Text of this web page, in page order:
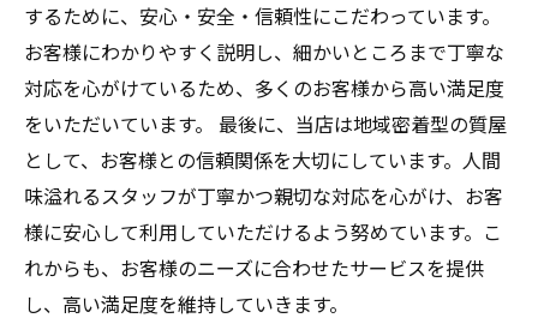
するために、安心・安全・信頼性にこだわっています。
お客様にわかりやすく説明し、細かいところまで丁寧な
対応を心がけているため、多くのお客様から高い満足度
をいただいています。 最後に、当店は地域密着型の質屋
として、お客様との信頼関係を大切にしています。人間
味溢れるスタッフが丁寧かつ親切な対応を心がけ、お客
様に安心して利用していただけるよう努めています。こ
れからも、お客様のニーズに合わせたサービスを提供
し、高い満足度を維持していきます。